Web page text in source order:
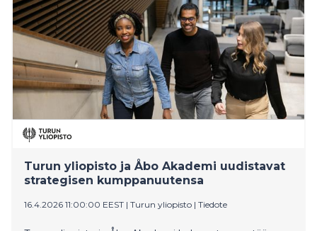
miljoonaa euroa, Länsi-Uudeltamaalta 66 miljoonaa.
Turun yliopisto ja Åbo Akademi uudistavat
strategisen kumppanuutensa
16.4.2026 11:00:00 EEST | Turun yliopisto | Tiedote